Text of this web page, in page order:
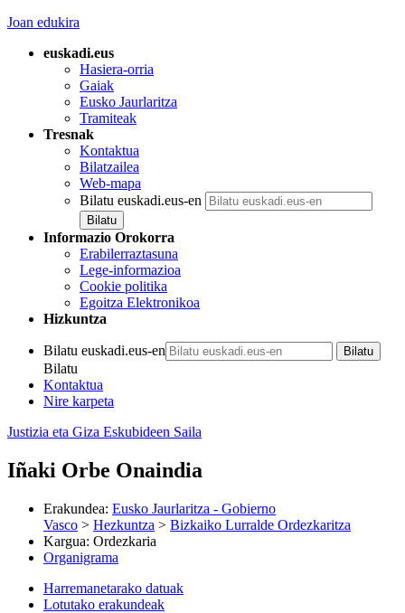
Joan edukira
euskadi.eus
Hasiera-orria
Gaiak
Eusko Jaurlaritza
Tramiteak
Tresnak
Kontaktua
Bilatzailea
Web-mapa
Bilatu euskadi.eus-en
Informazio Orokorra
Erabilerraztasuna
Lege-informazioa
Cookie politika
Egoitza Elektronikoa
Hizkuntza
Bilatu euskadi.eus-en
Bilatu
Kontaktua
Nire karpeta
Justizia eta Giza Eskubideen Saila
Iñaki Orbe Onaindia
Erakundea: Eusko Jaurlaritza - Gobierno
Vasco > Hezkuntza > Bizkaiko Lurralde Ordezkaritza
Kargua: Ordezkaria
Organigrama
Harremanetarako datuak
Lotutako erakundeak